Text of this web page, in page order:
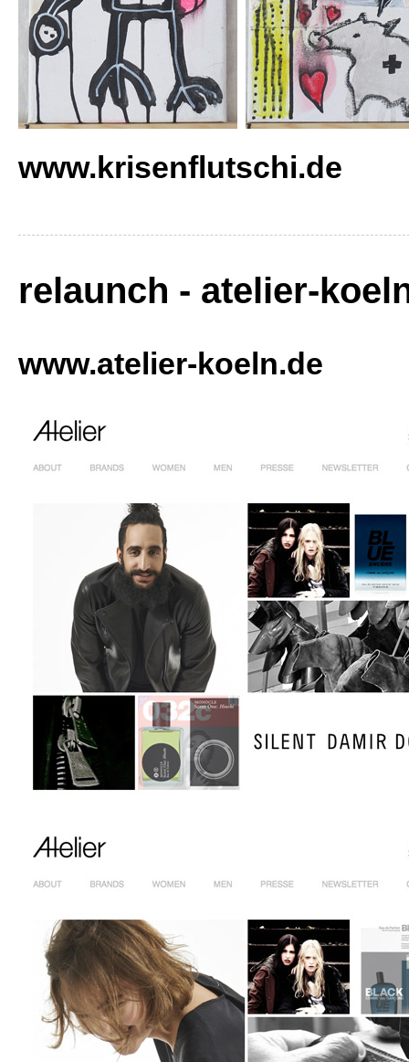
www.krisenflutschi.de
relaunch - atelier-
www.atelier-koeln.de